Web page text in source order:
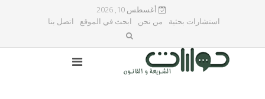
أغسطس 10, 2026
استشارات بحثية
من نحن ابحث في الموقع اتصل بنا